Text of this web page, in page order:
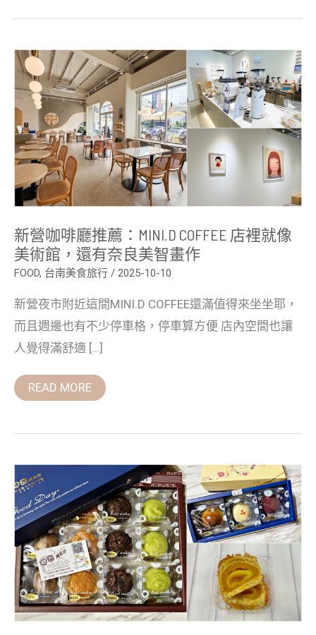
新營咖啡廳推薦：MINI.D COFFEE 店裡就像
美術館，還有奈良美智畫作
FOOD, 台南美食旅行 / 2025-10-10
新營夜市附近這間MINI.D COFFEE還滿值得來坐坐耶，
而且週邊也有不少停車格，停車算方便 店內空間也讓
人覺得滿舒適 […]
新
咖
啡
廳
推
薦：
MINI.D
COFFEE
店
裡
就
像
美
館，
還
有
奈
智
畫
作
READ MORE
台
南
麵
包
店：
咿
吉
麵
包
坊
流
芯
款
月